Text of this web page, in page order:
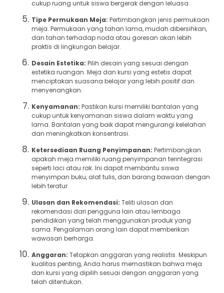
cukup ruang untuk siswa bergerak dengan leluasa.
Tipe Permukaan Meja: Pertimbangkan jenis permukaan
meja. Permukaan yang tahan lama, mudah dibersihkan,
dan tahan terhadap noda atau goresan akan lebih
praktis di lingkungan belajar.
Desain Estetika: Pilih desain yang sesuai dengan
estetika ruangan. Meja dan kursi yang estetis dapat
menciptakan suasana belajar yang lebih positif dan
menyenangkan.
Kenyamanan: Pastikan kursi memiliki bantalan yang
cukup untuk kenyamanan siswa dalam waktu yang
lama. Bantalan yang baik dapat mengurangi kelelahan
dan meningkatkan konsentrasi.
Ketersediaan Ruang Penyimpanan: Pertimbangkan
apakah meja memiliki ruang penyimpanan terintegrasi
seperti laci atau rak. Ini dapat membantu siswa
menyimpan buku, alat tulis, dan barang bawaan dengan
lebih teratur.
Ulasan dan Rekomendasi: Teliti ulasan dan
rekomendasi dari pengguna lain atau lembaga
pendidikan yang telah menggunakan produk yang
sama. Pengalaman orang lain dapat memberikan
wawasan berharga.
Anggaran: Tetapkan anggaran yang realistis. Meskipun
kualitas penting, Anda harus memastikan bahwa meja
dan kursi yang dipilih sesuai dengan anggaran yang
telah ditentukan.